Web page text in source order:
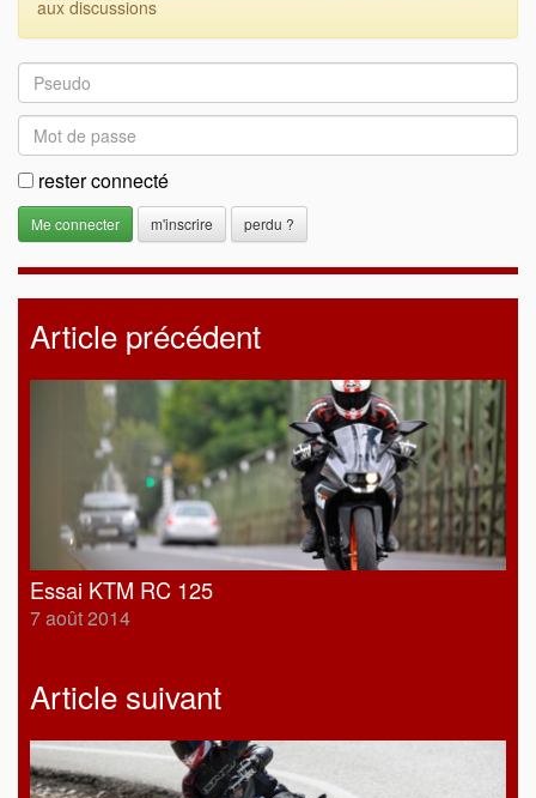
aux discussions
rester connecté
m'inscrire perdu ?
Article précédent
Essai KTM RC 125
7 août 2014
Article suivant